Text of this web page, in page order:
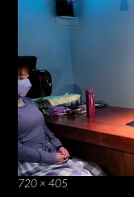
Full
720 × 405